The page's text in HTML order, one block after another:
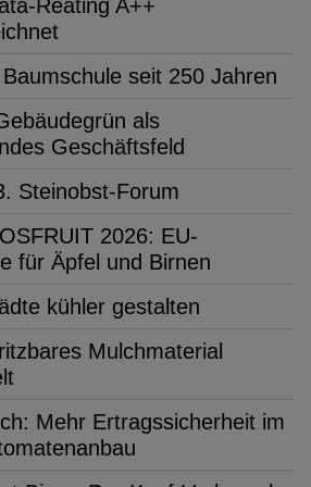
Reating A++
Baumschule seit 250 Jahren
als
Geschäftsfeld
Steinobst-Forum
2026: EU-
für Äpfel und Birnen
kühler gestalten
Mulchmaterial
Mehr Ertragssicherheit im